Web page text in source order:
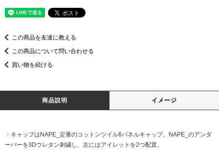
この商品を友達に教える
この商品について問い合わせる
買い物を続ける
商品説明 イメージ
・キャップはNAPE_定番のコットンツイル6パネルキャップ。NAPE_のアンダ
ーバーを3Dウレタン刺繍し、左にはアイレットを2つ配置。